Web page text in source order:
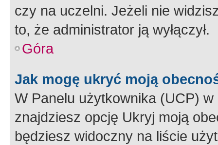
czy na uczelni. Jeżeli nie
to, że administrator ją wyłączył.
Góra
Jak mogę ukryć moją
W Panelu użytkownika (UCP) w
znajdziesz opcję Ukryj moją
będziesz widoczny na liście